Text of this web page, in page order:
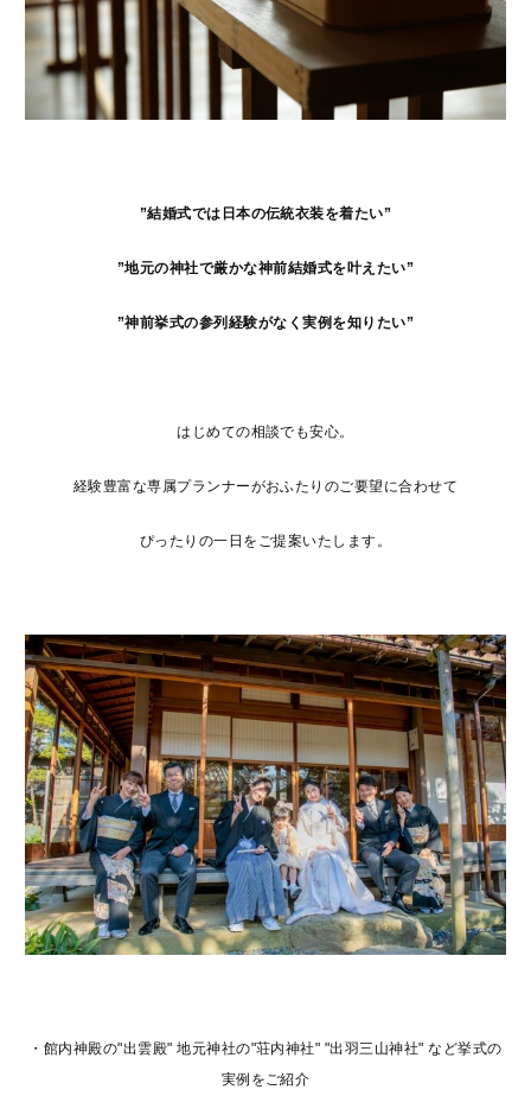
”結婚式では日本の伝統衣装を着たい”
”地元の神社で厳かな神前結婚式を叶えたい”
”神前挙式の参列経験がなく実例を知りたい”
はじめての相談でも安心。
経験豊富な専属プランナーがおふたりのご要望に合わせて
ぴったりの一日をご提案いたします。
・館内神殿の"出雲殿" 地元神社の"荘内神社" "出羽三山神社" など挙式の
実例をご紹介